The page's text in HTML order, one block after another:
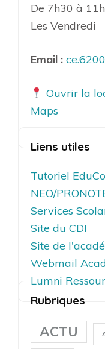
De 7h30 à
Les Vendredi
Email :
Ouvrir la
Maps
Liens utiles
Tutoriel
NEO/
Services
Site du CDI
Site de
Webmail
Lumni
Rubriques
ACTU